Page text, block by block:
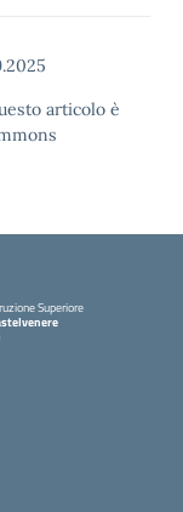
articolo è
Superiore